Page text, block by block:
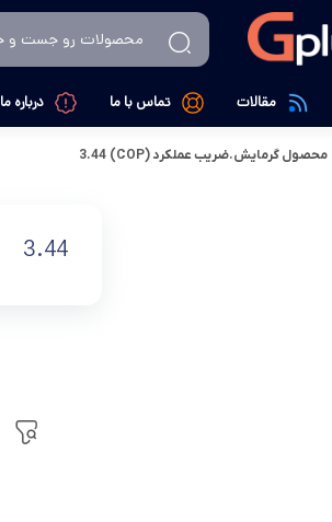
و گرمایش کولرگازی
مقالات تماس با ما درباره ما
محصول گرمایش.ضریب عملکرد (COP) 3.44
3.44